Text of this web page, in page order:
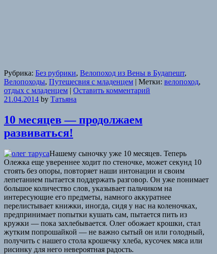
Рубрика: Без рубрики, Велопоход из Вены в Будапешт,
Велопоходы, Путешесвия с младенцем | Метки: велопоход,
отдых с младенцем | Оставить комментарий
21.04.2014 by Татьяна
10 месяцев — продолжаем
развиваться!
Нашему сыночку уже 10 месяцев. Теперь
Олежка еще увереннее ходит по стеночке, может секунд 10
стоять без опоры, повторяет наши интонации и своим
лепетанием пытается поддержать разговор. Он уже понимает
большое количество слов, указывает пальчиком на
интересующие его предметы, намного аккуратнее
перелистывает книжки, иногда, сидя у нас на коленочках,
предпринимает попытки кушать сам, пытается пить из
кружки — пока захлебывается. Олег обожает крошки, стал
жутким попрошайкой — не важно сытый он или голодный,
получить с нашего стола крошечку хлеба, кусочек мяса или
рисинку для него невероятная радость.